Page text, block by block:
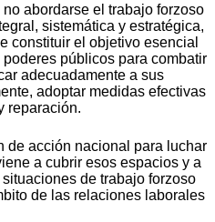
abordarse el trabajo forzoso
sistemática y estratégica,
constituir el objetivo esencial
públicos para combatir
adecuadamente a sus
adoptar medidas efectivas
reparación.
de acción nacional para luchar
a cubrir esos espacios y a
de trabajo forzoso
de las relaciones laborales